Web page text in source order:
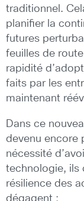
traditionnel.
planifier la
futures
feuilles de
rapidité
faits par les
maintenant
Dans ce
devenu encore
nécessité
technologie, ils
résilience des
dégagent :